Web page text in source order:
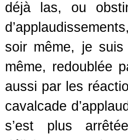
déjà las, ou
soir même, je
même, redoublée
aussi par les
cavalcade
s’est plus